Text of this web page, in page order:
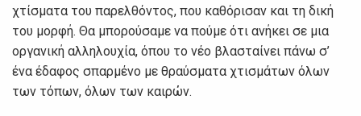
χτίσματα του παρελθόντος, που καθόρισαν και τη δική
του μορφή. Θα μπορούσαμε να πούμε ότι ανήκει σε μια
οργανική αλληλουχία, όπου το νέο βλασταίνει πάνω σ’
ένα έδαφος σπαρμένο με θραύσματα χτισμάτων όλων
των τόπων, όλων των καιρών.